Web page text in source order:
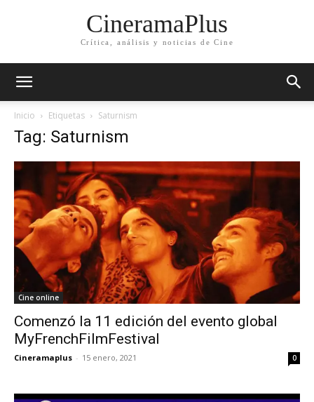
CineramaPlus
Crítica, análisis y noticias de Cine
Inicio Etiquetas Saturnism
Tag: Saturnism
Cine online
Comenzó la 11 edición del evento global
MyFrenchFilmFestival
Cineramaplus - 15 enero, 2021 0